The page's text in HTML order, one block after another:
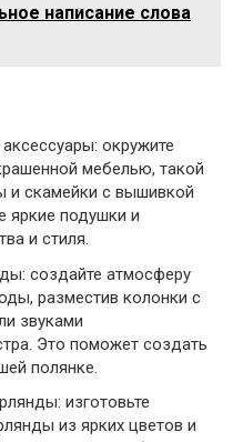
написание слова
окружите
мебелью, такой
и скамейки с вышивкой
яркие подушки и
и стиля.
создайте атмосферу
разместив колонки с
звуками
Это поможет создать
полянке.
изготовьте
из ярких цветов и